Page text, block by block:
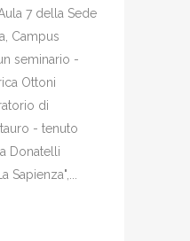
7 della Sede
Campus
seminario -
Ottoni
di
- tenuto
Donatelli
Sapienza",...